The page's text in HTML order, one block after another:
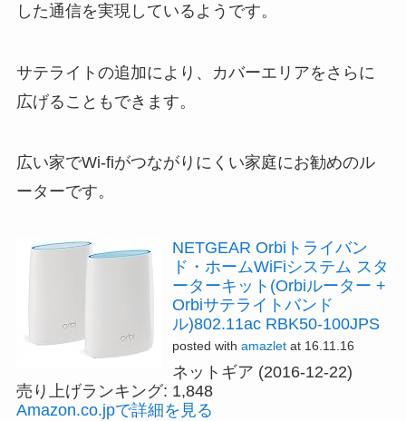
した通信を実現しているようです。
サテライトの追加により、カバーエリアをさらに
広げることもできます。
広い家でWi-fiがつながりにくい家庭にお勧めのル
ーターです。
NETGEAR Orbiトライバン
ド・ホームWiFiシステム スタ
ーターキット(Orbiルーター +
Orbiサテライトバンド
ル)802.11ac RBK50-100JPS
posted with amazletat 16.11.16
ネットギア (2016-12-22)
売り上げランキング: 1,848
Amazon.co.jpで詳細を見る